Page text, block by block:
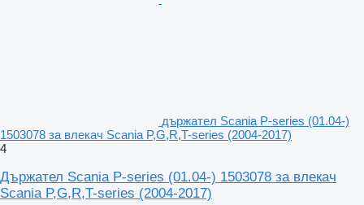
държател Scania P-series (01.04-)
1503078 за влекач Scania P,G,R,T-series (2004-2017)
4
Държател Scania P-series (01.04-) 1503078 за влекач
Scania P,G,R,T-series (2004-2017)